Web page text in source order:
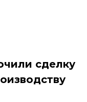
сделку